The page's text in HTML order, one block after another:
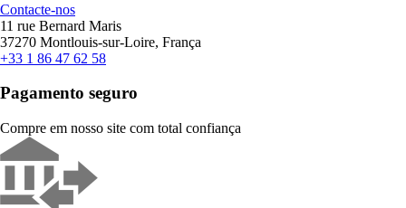
Contacte-nos
11 rue Bernard Maris
37270 Montlouis-sur-Loire, França
+33 1 86 47 62 58
Pagamento seguro
Compre em nosso site com total confiança